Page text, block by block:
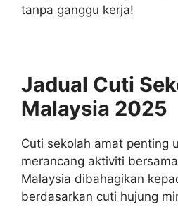
tanpa ganggu kerja!
Jadual Cuti
Malaysia 2025
Cuti sekolah amat penting
merancang aktiviti
Malaysia dibahagikan
berdasarkan cuti hujung